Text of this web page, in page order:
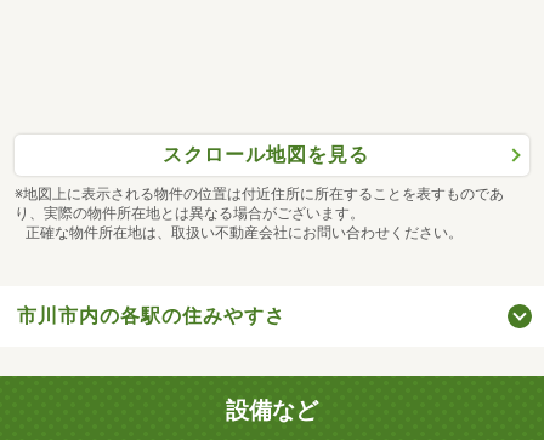
スクロール地図を見る
※地図上に表示される物件の位置は付近住所に所在することを表すものであ
り、実際の物件所在地とは異なる場合がございます。
正確な物件所在地は、取扱い不動産会社にお問い合わせください。
市川市内の各駅の住みやすさ
設備など